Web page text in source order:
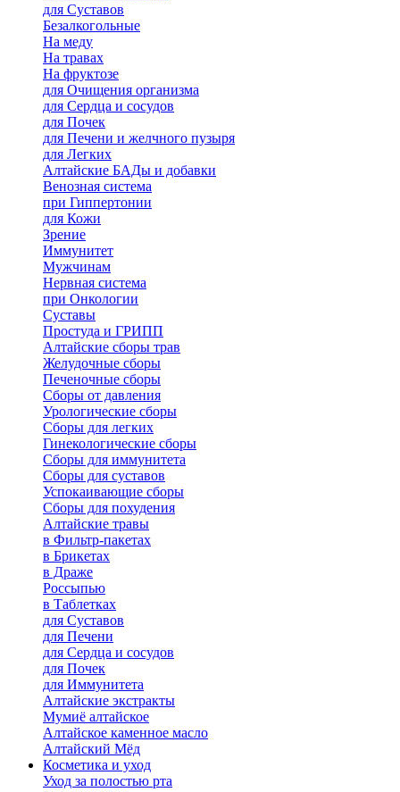
для Суставов
Безалкогольные
На меду
На травах
На фруктозе
для Очищения организма
для Сердца и сосудов
для Почек
для Печени и желчного пузыря
для Легких
Алтайские БАДы и добавки
Венозная система
при Гиппертонии
для Кожи
Зрение
Иммунитет
Мужчинам
Нервная система
при Онкологии
Суставы
Простуда и ГРИПП
Алтайские сборы трав
Желудочные сборы
Печеночные сборы
Сборы от давления
Урологические сборы
Сборы для легких
Гинекологические сборы
Сборы для иммунитета
Сборы для суставов
Успокаивающие сборы
Сборы для похудения
Алтайские травы
в Фильтр-пакетах
в Брикетах
в Драже
Россыпью
в Таблетках
для Cуставов
для Печени
для Сердца и сосудов
для Почек
для Иммунитета
Алтайские экстракты
Мумиё алтайское
Алтайское каменное масло
Алтайский Мёд
Косметика и уход
Уход за полостью рта